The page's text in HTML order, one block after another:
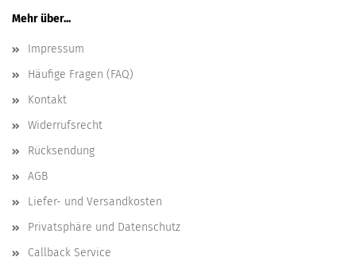
Mehr über...
Impressum
Häufige Fragen (FAQ)
Kontakt
Widerrufsrecht
Rücksendung
AGB
Liefer- und Versandkosten
Privatsphäre und Datenschutz
Callback Service